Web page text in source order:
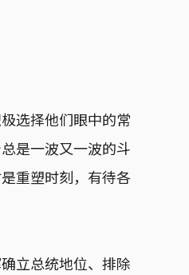
选择他们眼中的常
是一波又一波的斗
重塑时刻，有待各
立总统地位、排除